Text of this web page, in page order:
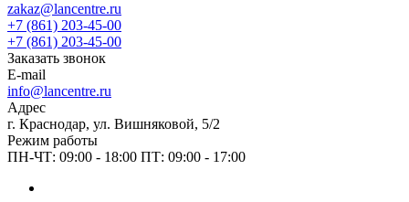
zakaz@lancentre.ru
+7 (861) 203-45-00
+7 (861) 203-45-00
Заказать звонок
E-mail
info@lancentre.ru
Адрес
г. Краснодар, ул. Вишняковой, 5/2
Режим работы
ПН-ЧТ: 09:00 - 18:00 ПТ: 09:00 - 17:00